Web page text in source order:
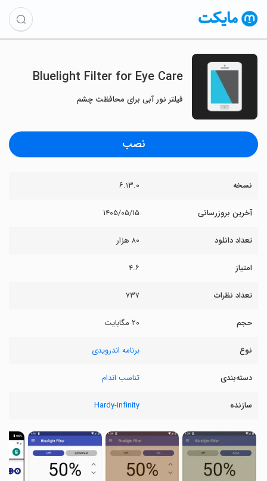
Bluelight Filter for Eye Care
فیلتر نور آبی برای محافظت چشم
نصب
نسخه ۶.۱۳.۰
آخرین بروزرسانی ۱۴۰۵/۰۵/۱۵
تعداد دانلود ۸۰ هزار
امتیاز ۴.۶
تعداد نظرات ۷۳۷
حجم ۲۰ مگابایت
نوع برنامه اندرویدی
دسته‌بندی تناسب اندام
سازنده Hardy-infinity